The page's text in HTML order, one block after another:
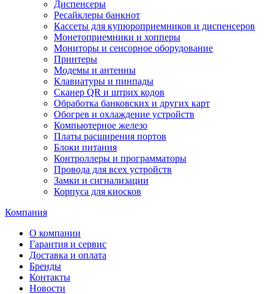
Диспенсеры
Ресайклеры банкнот
Кассеты для купюроприемников и диспенсеров
Монетоприемники и хопперы
Мониторы и сенсорное оборудование
Принтеры
Модемы и антенны
Клавиатуры и пинпады
Сканер QR и штрих кодов
Обработка банковских и других карт
Обогрев и охлаждение устройств
Компьютерное железо
Платы расширения портов
Блоки питания
Контроллеры и программаторы
Провода для всех устройств
Замки и сигнализации
Корпуса для киосков
Компания
О компании
Гарантия и сервис
Доставка и оплата
Бренды
Контакты
Новости